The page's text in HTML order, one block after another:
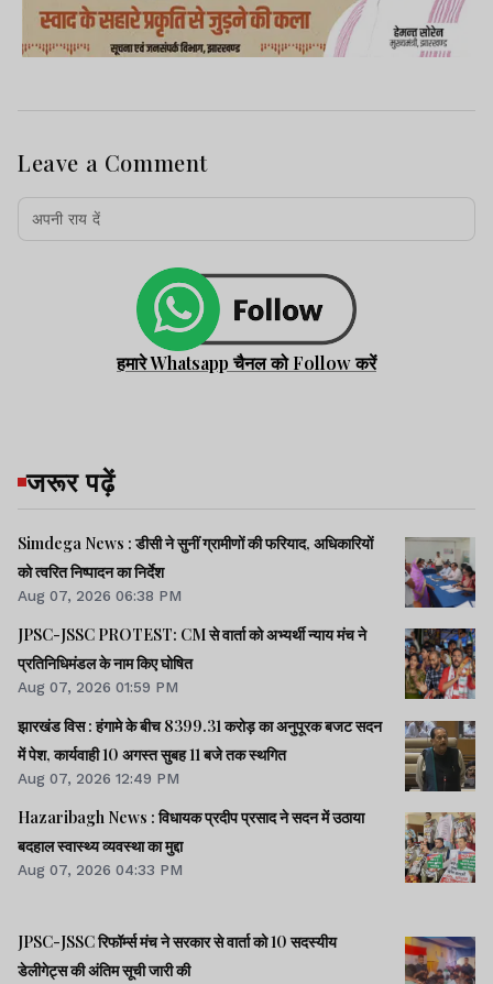
Leave a Comment
हमारे Whatsapp चैनल को Follow करें
जरूर पढ़ें
Simdega News : डीसी ने सुनीं ग्रामीणों की फरियाद, अधिकारियों
को त्वरित निष्पादन का निर्देश
Aug 07, 2026 06:38 PM
JPSC-JSSC PROTEST: CM से वार्ता को अभ्यर्थी न्याय मंच ने
प्रतिनिधिमंडल के नाम किए घोषित
Aug 07, 2026 01:59 PM
झारखंड विस : हंगामे के बीच 8399.31 करोड़ का अनुपूरक बजट सदन
में पेश, कार्यवाही 10 अगस्त सुबह 11 बजे तक स्थगित
Aug 07, 2026 12:49 PM
Hazaribagh News : विधायक प्रदीप प्रसाद ने सदन में उठाया
बदहाल स्वास्थ्य व्यवस्था का मुद्दा
Aug 07, 2026 04:33 PM
JPSC-JSSC रिफॉर्म्स मंच ने सरकार से वार्ता को 10 सदस्यीय
डेलीगेट्स की अंतिम सूची जारी की